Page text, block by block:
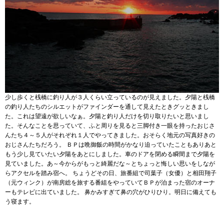
少し歩くと桟橋に釣り人が３人くらい立っているのが見えました。夕陽と桟橋
の釣り人たちのシルエットがファインダーを通して見えたときグッときまし
た。これは望遠が欲しいなぁ。夕陽と釣り人だけを切り取りたいと思いまし
た。そんなことを思っていて、ふと周りを見ると三脚付き一眼を持ったおじさ
んたち４～５人がそれぞれ１人でやってきました。おそらく地元の写真好きの
おじさんたちだろう。 ＢＰは晩御飯の時間がかなり迫っていたこともありあと
もう少し見ていたい夕陽をあとにしました。車のドアを閉める瞬間まで夕陽を
見ていました。あ～今からがもっと綺麗だな～とちょっと悔しい思いをしなが
らアクセルを踏み宿へ。 ちょうどその日、旅番組で司葉子（女優）と相田翔子
（元ウィンク）が南房総を旅する番組をやっていてＢＰが泊まった宿のオーナ
ーもテレビに出ていました。 鼻かみすぎて鼻の穴がひりひり。明日に備えても
う寝ます。